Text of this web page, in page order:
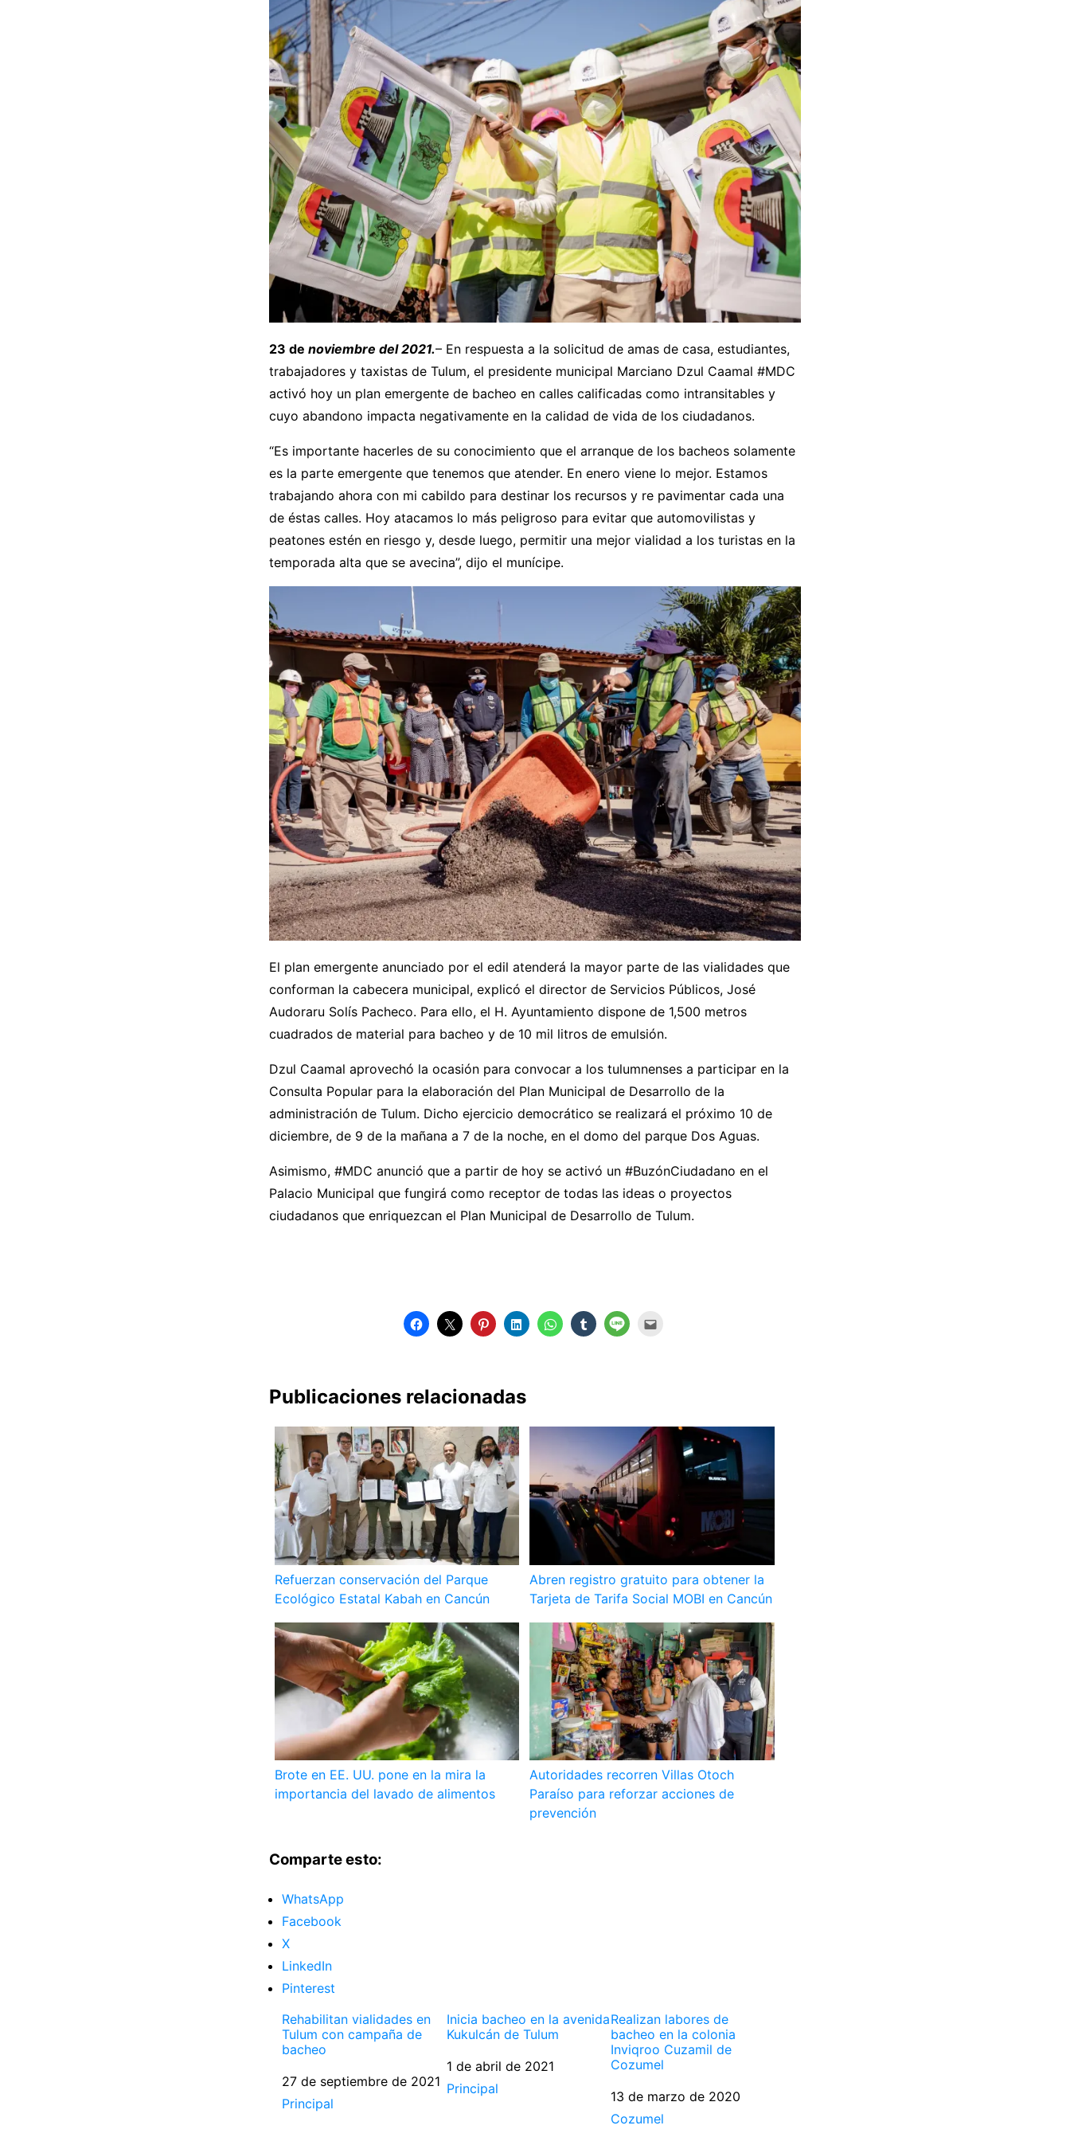
23 de noviembre del 2021.– En respuesta a la solicitud de amas de casa, estudiantes,
trabajadores y taxistas de Tulum, el presidente municipal Marciano Dzul Caamal #MDC
activó hoy un plan emergente de bacheo en calles calificadas como intransitables y
cuyo abandono impacta negativamente en la calidad de vida de los ciudadanos.
“Es importante hacerles de su conocimiento que el arranque de los bacheos solamente
es la parte emergente que tenemos que atender. En enero viene lo mejor. Estamos
trabajando ahora con mi cabildo para destinar los recursos y re pavimentar cada una
de éstas calles. Hoy atacamos lo más peligroso para evitar que automovilistas y
peatones estén en riesgo y, desde luego, permitir una mejor vialidad a los turistas en la
temporada alta que se avecina”, dijo el munícipe.
El plan emergente anunciado por el edil atenderá la mayor parte de las vialidades que
conforman la cabecera municipal, explicó el director de Servicios Públicos, José
Audoraru Solís Pacheco. Para ello, el H. Ayuntamiento dispone de 1,500 metros
cuadrados de material para bacheo y de 10 mil litros de emulsión.
Dzul Caamal aprovechó la ocasión para convocar a los tulumnenses a participar en la
Consulta Popular para la elaboración del Plan Municipal de Desarrollo de la
administración de Tulum. Dicho ejercicio democrático se realizará el próximo 10 de
diciembre, de 9 de la mañana a 7 de la noche, en el domo del parque Dos Aguas.
Asimismo, #MDC anunció que a partir de hoy se activó un #BuzónCiudadano en el
Palacio Municipal que fungirá como receptor de todas las ideas o proyectos
ciudadanos que enriquezcan el Plan Municipal de Desarrollo de Tulum.
Publicaciones relacionadas
Refuerzan conservación del Parque
Ecológico Estatal Kabah en Cancún
Abren registro gratuito para obtener la
Tarjeta de Tarifa Social MOBI en Cancún
Brote en EE. UU. pone en la mira la
importancia del lavado de alimentos
Autoridades recorren Villas Otoch
Paraíso para reforzar acciones de
prevención
Comparte esto:
WhatsApp
Facebook
X
LinkedIn
Pinterest
Rehabilitan vialidades en
Tulum con campaña de
bacheo
Fecha
27 de septiembre de 2021
Respecto a
Principal
Inicia bacheo en la avenida
Kukulcán de Tulum
Fecha
1 de abril de 2021
Respecto a
Principal
Realizan labores de
bacheo en la colonia
Inviqroo Cuzamil de
Cozumel
Fecha
13 de marzo de 2020
Respecto a
Cozumel